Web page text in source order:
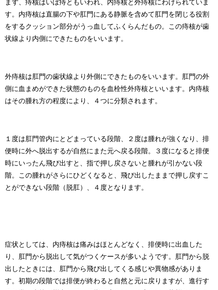
まず、痔核はいぼ痔ともいわれ、内痔核と外痔核にわけられていま
す。内痔核は直腸の下や肛門にある静脈を含めて肛門を閉じる役割
をするクッション部分がうっ血してふくらんだもの。この痔核が歯
状線より内側にできたものをいいます。
外痔核は肛門の歯状線より外側にできたものをいいます。肛門の外
側に血まめができた状態のものを血栓性外痔核といいます。内痔核
はその腫れ方の程度により、４つに分類されます。
１度は肛門管内にとどまっている段階、２度は腫れが強くなり、排
便時に外へ脱出するが自然にまた元へ戻る段階。３度になると排便
時にいったん飛び出すと、指で押し戻さないと腫れが引かない段
階。この腫れがさらにひどくなると、飛び出したままで押し戻すこ
とができない段階（脱肛）、４度となります。
症状としては、内痔核は痛みはほとんどなく、排便時に出血した
り、肛門から脱出して気がつくケースが多いようです。肛門から脱
出したときには、肛門から飛び出してくる感じや異物感がありま
す。初期の段階では排便が終わると自然と元に戻りますが、進行す